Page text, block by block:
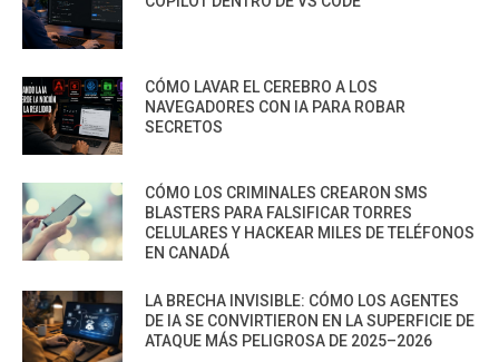
CÓMO LAVAR EL CEREBRO A LOS
NAVEGADORES CON IA PARA ROBAR
SECRETOS
CÓMO LOS CRIMINALES CREARON SMS
BLASTERS PARA FALSIFICAR TORRES
CELULARES Y HACKEAR MILES DE TELÉFONOS
EN CANADÁ
LA BRECHA INVISIBLE: CÓMO LOS AGENTES
DE IA SE CONVIRTIERON EN LA SUPERFICIE DE
ATAQUE MÁS PELIGROSA DE 2025–2026